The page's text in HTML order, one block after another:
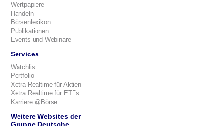
Wertpapiere
Handeln
Börsenlexikon
Publikationen
Events und Webinare
Services
Watchlist
Portfolio
Xetra Realtime für Aktien
Xetra Realtime für ETFs
Karriere @Börse
Weitere Websites der
Gruppe Deutsche